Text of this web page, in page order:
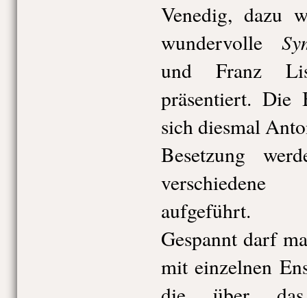
Venedig, dazu
wundervolle
und Franz
präsentiert. Die
sich diesmal
Besetzung
aufgeführt.
Gespannt darf
mit einzelnen